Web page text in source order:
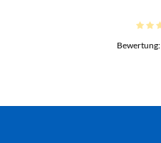
Bewertung: